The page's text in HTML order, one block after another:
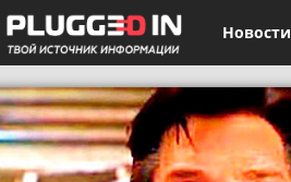
Новости